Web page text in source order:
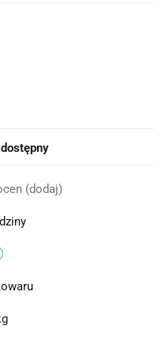
(dodaj)